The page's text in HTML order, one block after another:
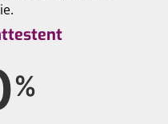
%